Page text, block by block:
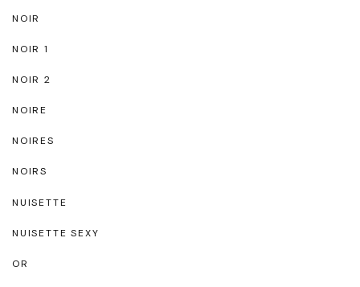
NOIR
NOIR 1
NOIR 2
NOIRE
NOIRES
NOIRS
NUISETTE
NUISETTE SEXY
OR